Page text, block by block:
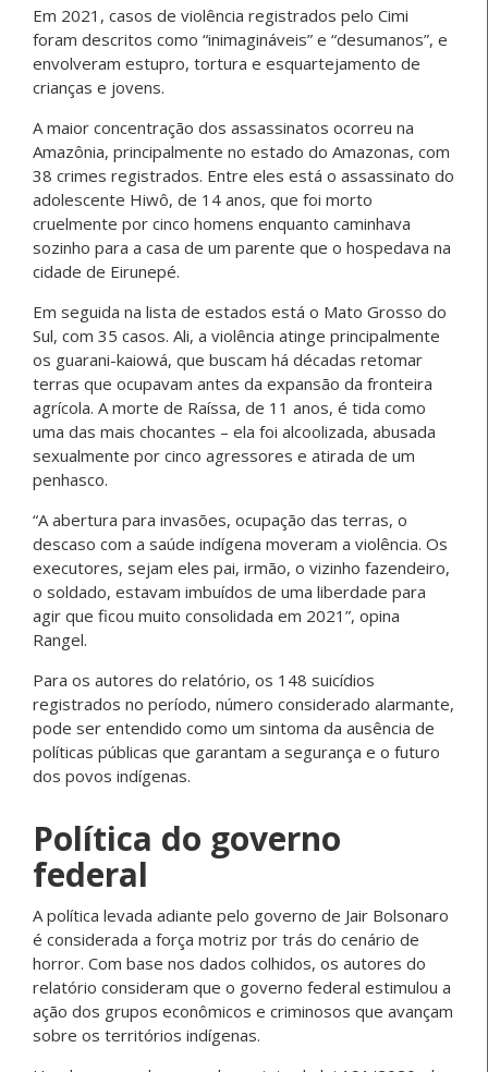
Em 2021, casos de violência registrados pelo Cimi
foram descritos como “inimagináveis” e “desumanos”, e
envolveram estupro, tortura e esquartejamento de
crianças e jovens.
A maior concentração dos assassinatos ocorreu na
Amazônia, principalmente no estado do Amazonas, com
38 crimes registrados. Entre eles está o assassinato do
adolescente Hiwô, de 14 anos, que foi morto
cruelmente por cinco homens enquanto caminhava
sozinho para a casa de um parente que o hospedava na
cidade de Eirunepé.
Em seguida na lista de estados está o Mato Grosso do
Sul, com 35 casos. Ali, a violência atinge principalmente
os guarani-kaiowá, que buscam há décadas retomar
terras que ocupavam antes da expansão da fronteira
agrícola. A morte de Raíssa, de 11 anos, é tida como
uma das mais chocantes – ela foi alcoolizada, abusada
sexualmente por cinco agressores e atirada de um
penhasco.
“A abertura para invasões, ocupação das terras, o
descaso com a saúde indígena moveram a violência. Os
executores, sejam eles pai, irmão, o vizinho fazendeiro,
o soldado, estavam imbuídos de uma liberdade para
agir que ficou muito consolidada em 2021”, opina
Rangel.
Para os autores do relatório, os 148 suicídios
registrados no período, número considerado alarmante,
pode ser entendido como um sintoma da ausência de
políticas públicas que garantam a segurança e o futuro
dos povos indígenas.
Política do governo
federal
A política levada adiante pelo governo de Jair Bolsonaro
é considerada a força motriz por trás do cenário de
horror. Com base nos dados colhidos, os autores do
relatório consideram que o governo federal estimulou a
ação dos grupos econômicos e criminosos que avançam
sobre os territórios indígenas.